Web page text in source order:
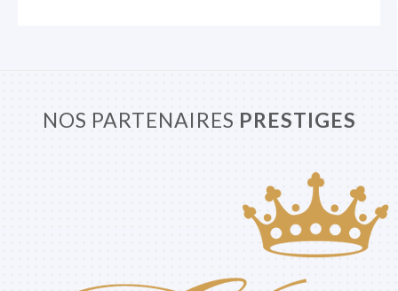
NOS PARTENAIRES PRESTIGES